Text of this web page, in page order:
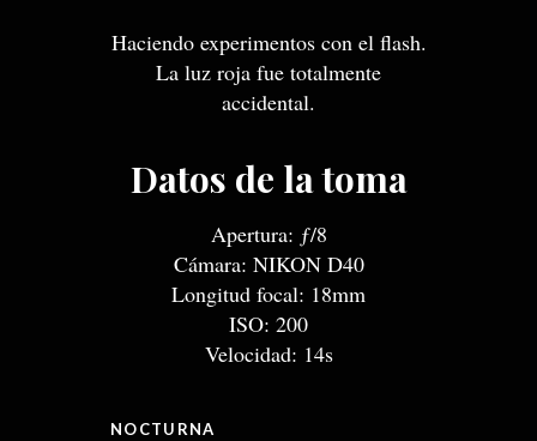
Haciendo experimentos con el flash.
La luz roja fue totalmente
accidental.
Datos de la toma
Apertura: ƒ/8
Cámara: NIKON D40
Longitud focal: 18mm
ISO: 200
Velocidad: 14s
NOCTURNA